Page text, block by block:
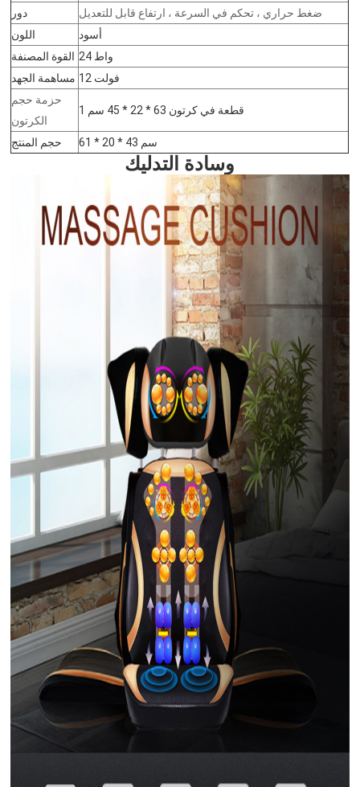
دور
ضغط حراري ، تحكم في السرعة ، ارتفاع قابل للتعديل
اللون
أسود
القوة المصنفة
24 واط
مساهمة الجهد
12 فولت
حزمة حجم
الكرتون
1 قطعة في كرتون 63 * 22 * ​​45 سم
حجم المنتج 61 * 20 * 43 سم
وسادة التدليك